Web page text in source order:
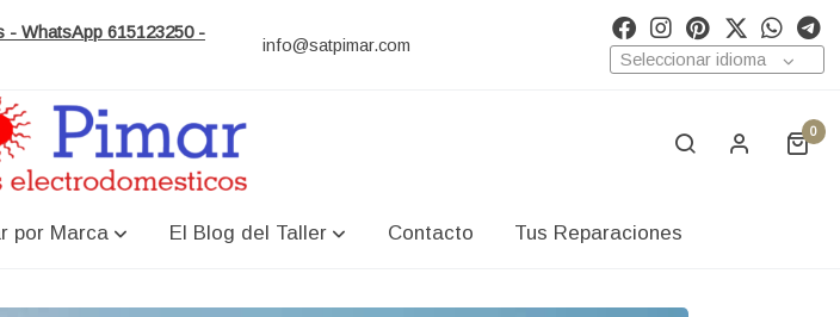
- WhatsApp 615123250 -
info@satpimar.com
Seleccionar idioma
0
por Marca El Blog del Taller Contacto Tus Reparaciones